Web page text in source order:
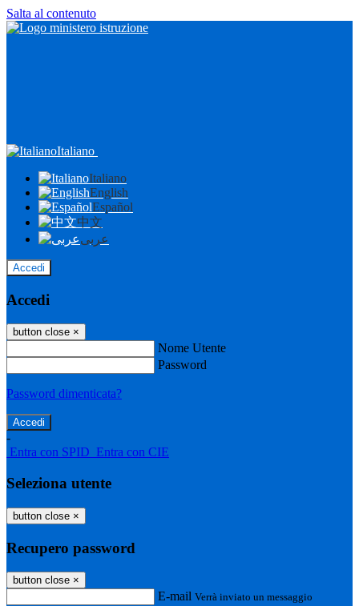
Salta al contenuto
Italiano
Italiano
English
Español
中文
عربى
Accedi
Accedi
button close ×
Nome Utente
Password
Password dimenticata?
-
Entra con SPID Entra con CIE
Seleziona utente
button close ×
Recupero password
button close ×
E-mail Verrà inviato un messaggio